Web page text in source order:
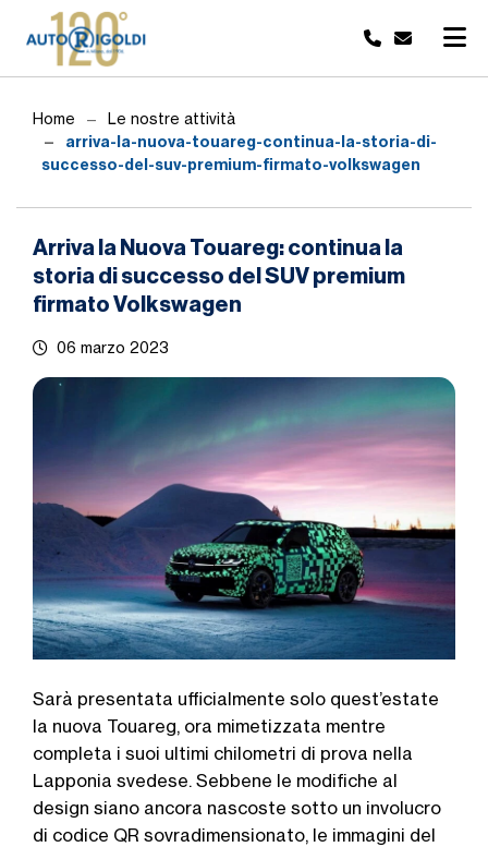
Home Le nostre attività
arriva-la-nuova-touareg-continua-la-storia-di-
successo-del-suv-premium-firmato-volkswagen
Arriva la Nuova Touareg: continua la
storia di successo del SUV premium
firmato Volkswagen
06 marzo 2023
Sarà presentata ufficialmente solo quest’estate
la nuova Touareg, ora mimetizzata mentre
completa i suoi ultimi chilometri di prova nella
Lapponia svedese. Sebbene le modifiche al
design siano ancora nascoste sotto un involucro
di codice QR sovradimensionato, le immagini del